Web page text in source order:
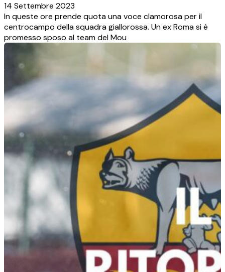
14 Settembre 2023
In queste ore prende quota una voce clamorosa per il
centrocampo della squadra giallorossa. Un ex Roma si è
promesso sposo al team del Mou